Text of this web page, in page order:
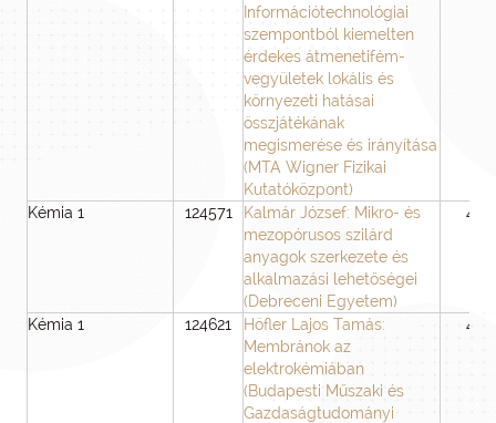
Információtechnológiai
szempontból kiemelten
érdekes átmenetifém-
vegyületek lokális és
környezeti hatásai
összjátékának
megismerése és irányítása
(MTA Wigner Fizikai
Kutatóközpont)
Kémia 1 124571
Kalmár József: Mikro- és
mezopórusos szilárd
anyagok szerkezete és
alkalmazási lehetőségei
(Debreceni Egyetem)
48
Kémia 1 124621
Höfler Lajos Tamás:
Membránok az
elektrokémiában
(Budapesti Műszaki és
Gazdaságtudományi
48